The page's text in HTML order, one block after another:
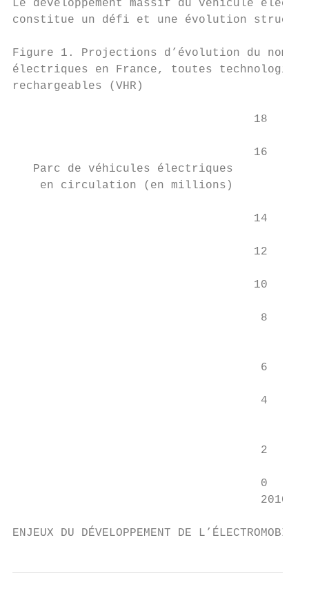
Le développement massif du véhicule
constitue un défi et une évolution
Figure 1. Projections d’évolution du
électriques en France, toutes
rechargeables (VHR)
                                   18
                                   16
   Parc de véhicules électriques
    en circulation (en millions)
                                   14
                                   12
                                   10
8
6
4
2
                                    0
2010
ENJEUX DU DÉVELOPPEMENT DE